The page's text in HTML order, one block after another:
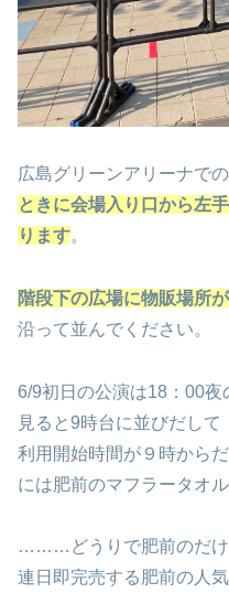
広島グリーンアリーナでの
ときに会場入り口から左
ります。
階段下の広場に物販場所
沿って並んでください。
6/9初日の公演は18：00
見ると9時台に並びだし
利用開始時間が９時から
には肥前のマフラータオ
………どうりで肥前のだけ
連日即完売する肥前の人